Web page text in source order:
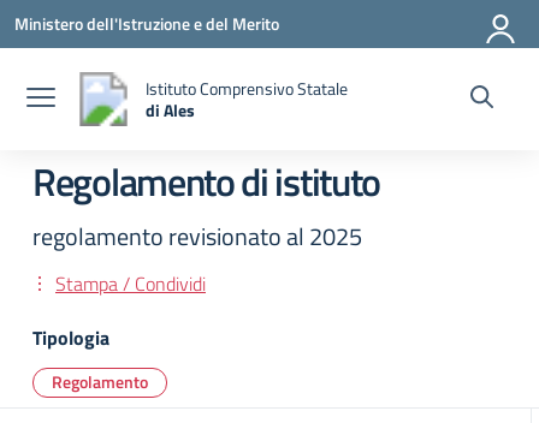
Vai ai contenuti
Vai al menu di navigazione
Vai al footer
Ministero dell'Istruzione e del Merito
Istituto Comprensivo Statale
di Ales
Regolamento di istituto
regolamento revisionato al 2025
Stampa / Condividi
Tipologia
Regolamento